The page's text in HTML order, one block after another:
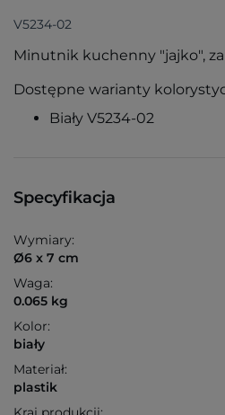
V5234-02
Minutnik kuchenny "jajko",
Dostępne warianty
Biały V5234-02
Specyfikacja
Wymiary:
Ø6 x 7 cm
Waga:
0.065 kg
Kolor:
biały
Materiał:
plastik